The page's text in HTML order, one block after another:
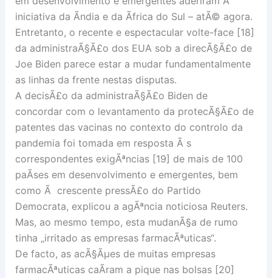
iniciativa da Ãndia e da Ãfrica do Sul – atÃ© agora.
Entretanto, o recente e espectacular volte-face [18]
da administraÃ§Ã£o dos EUA sob a direcÃ§Ã£o de
Joe Biden parece estar a mudar fundamentalmente
as linhas da frente nestas disputas.
A decisÃ£o da administraÃ§Ã£o Biden de
concordar com o levantamento da protecÃ§Ã£o de
patentes das vacinas no contexto do controlo da
pandemia foi tomada em resposta Ã s
correspondentes exigÃªncias [19] de mais de 100
paÃ­ses em desenvolvimento e emergentes, bem
como Ã crescente pressÃ£o do Partido
Democrata, explicou a agÃªncia noticiosa Reuters.
Mas, ao mesmo tempo, esta mudanÃ§a de rumo
tinha „irritado as empresas farmacÃªuticas“.
De facto, as acÃ§Ãµes de muitas empresas
farmacÃªuticas caÃ­ram a pique nas bolsas [20]